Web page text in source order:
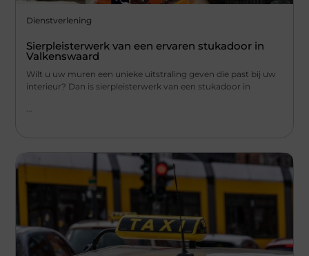
Dienstverlening
Sierpleisterwerk van een ervaren stukadoor in
Valkenswaard
Wilt u uw muren een unieke uitstraling geven die past bij uw
interieur? Dan is sierpleisterwerk van een stukadoor in
...